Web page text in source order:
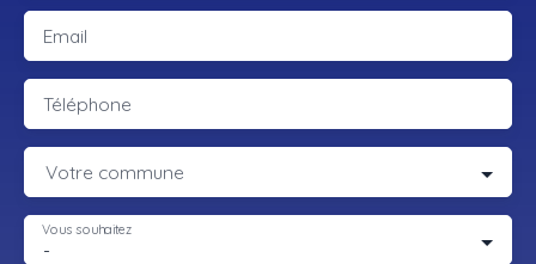
Email
Téléphone
Votre commune
-
Vous souhaitez